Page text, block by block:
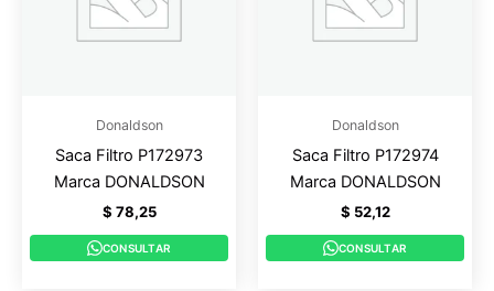
Donaldson
Saca Filtro P172973
Marca DONALDSON
$ 78,25
CONSULTAR
Donaldson
Saca Filtro P172974
Marca DONALDSON
$ 52,12
CONSULTAR